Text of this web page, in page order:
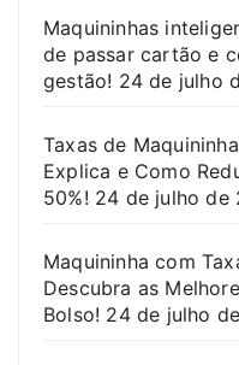
Maquininhas
de passar cartão e
gestão! 24 de julho
Taxas de
Explica e Como
50%! 24 de julho de
Maquininha com
Descubra as
Bolso! 24 de julho